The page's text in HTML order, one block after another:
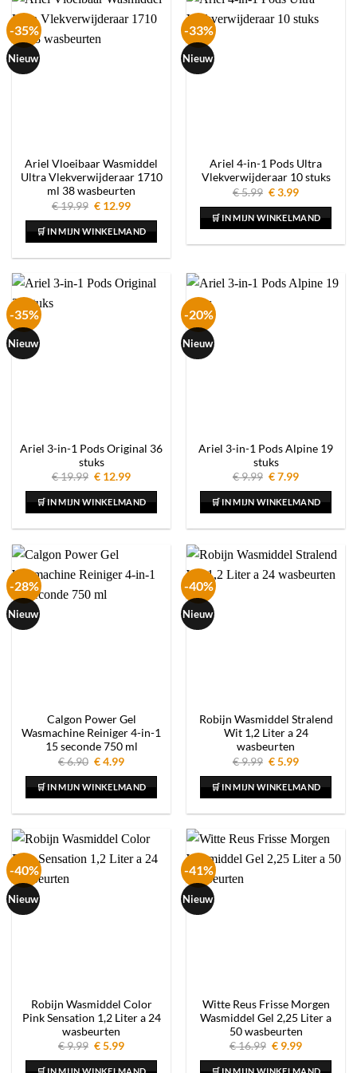
-35%
Nieuw
Ariel Vloeibaar Wasmiddel
Ultra Vlekverwijderaar 1710
ml 38 wasbeurten
€19.99 Oorspronkelijke
was:
€ 19.99.
€ 12.99Huidige
is:
€ 12.99.
🛒 IN MIJN WINKELMAND
-33%
Nieuw
Ariel 4-in-1 Pods Ultra
Vlekverwijderaar 10 stuks
€5.99 Oorspronkelijke
was:
€ 5.99.
€3.99Huidige
is:
€ 3.99.
🛒 IN MIJN WINKELMAND
-35%
Nieuw
Ariel 3-in-1 Pods Original 36
stuks
€19.99 Oorspronkelijke
was:
€ 19.99.
€ 12.99Huidige
is:
€ 12.99.
🛒 IN MIJN WINKELMAND
-20%
Nieuw
Ariel 3-in-1 Pods Alpine 19
stuks
€9.99 Oorspronkelijke
was:
€ 9.99.
€7.99Huidige
is:
€ 7.99.
🛒 IN MIJN WINKELMAND
-28%
Nieuw
Calgon Power Gel
Wasmachine Reiniger 4-in-1
15 seconde 750 ml
€6.90 Oorspronkelijke
was:
€ 6.90.
€4.99Huidige
is:
€ 4.99.
🛒 IN MIJN WINKELMAND
-40%
Nieuw
Robijn Wasmiddel Stralend
Wit 1,2 Liter a 24
wasbeurten
€9.99 Oorspronkelijke
was:
€ 9.99.
€5.99Huidige
is:
€ 5.99.
🛒 IN MIJN WINKELMAND
-40%
Nieuw
Robijn Wasmiddel Color
Pink Sensation 1,2 Liter a 24
wasbeurten
€9.99 Oorspronkelijke
was:
€5.99Huidige
is:
-41%
Nieuw
Witte Reus Frisse Morgen
Wasmiddel Gel 2,25 Liter a
50 wasbeurten
€16.99 Oorspronkelijke
was:
€ 9.99Huidige
is: